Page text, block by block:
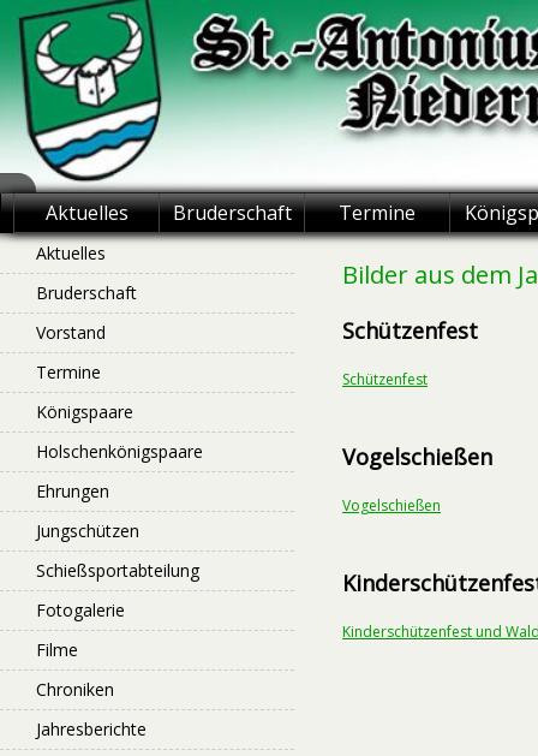
Skip
content
St.-Antonius
Schützenbruderschaft
Niederntudorf
Aktuelles Bruderschaft Termine
Bilder aus dem
Schützenfest
Schützenfest
Vogelschießen
Vogelschießen
Kinderschützenfest und
Aktuelles
Bruderschaft
Vorstand
Termine
Königspaare
Holschenkönigspaare
Ehrungen
Jungschützen
Schießsportabteilung
Fotogalerie
Filme
Chroniken
Jahresberichte